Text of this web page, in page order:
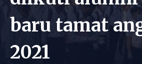
baru tamat
2021